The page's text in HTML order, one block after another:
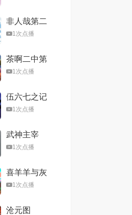
非人哉第二
季1次点播
茶啊二中第
五季1次点播
伍六七之记
忆碎片
1次点播
武神主宰
1次点播
喜羊羊与灰
太狼之心世
1次点播
沧元图